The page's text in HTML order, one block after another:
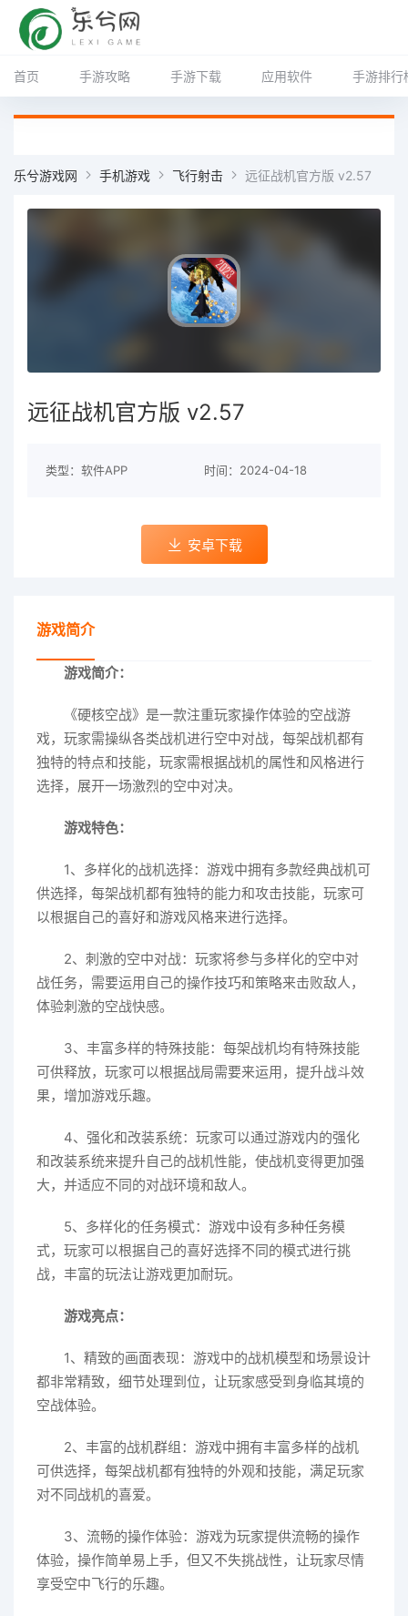
首页 手游攻略 手游下载 应用软件 手游排行
乐兮游戏网 手机游戏 飞行射击 远征战机官方版 v2.57
远征战机官方版 v2.57
类型：软件APP 时间：2024-04-18
安卓下载
游戏简介
游戏简介：
《硬核空战》是一款注重玩家操作体验的空战游
戏，玩家需操纵各类战机进行空中对战，每架战机都有
独特的特点和技能，玩家需根据战机的属性和风格进行
选择，展开一场激烈的空中对决。
游戏特色：
1、多样化的战机选择：游戏中拥有多款经典战机可
供选择，每架战机都有独特的能力和攻击技能，玩家可
以根据自己的喜好和游戏风格来进行选择。
2、刺激的空中对战：玩家将参与多样化的空中对
战任务，需要运用自己的操作技巧和策略来击败敌人，
体验刺激的空战快感。
3、丰富多样的特殊技能：每架战机均有特殊技能
可供释放，玩家可以根据战局需要来运用，提升战斗效
果，增加游戏乐趣。
4、强化和改装系统：玩家可以通过游戏内的强化
和改装系统来提升自己的战机性能，使战机变得更加强
大，并适应不同的对战环境和敌人。
5、多样化的任务模式：游戏中设有多种任务模
式，玩家可以根据自己的喜好选择不同的模式进行挑
战，丰富的玩法让游戏更加耐玩。
游戏亮点：
1、精致的画面表现：游戏中的战机模型和场景设计
都非常精致，细节处理到位，让玩家感受到身临其境的
空战体验。
2、丰富的战机群组：游戏中拥有丰富多样的战机
可供选择，每架战机都有独特的外观和技能，满足玩家
对不同战机的喜爱。
3、流畅的操作体验：游戏为玩家提供流畅的操作
体验，操作简单易上手，但又不失挑战性，让玩家尽情
享受空中飞行的乐趣。